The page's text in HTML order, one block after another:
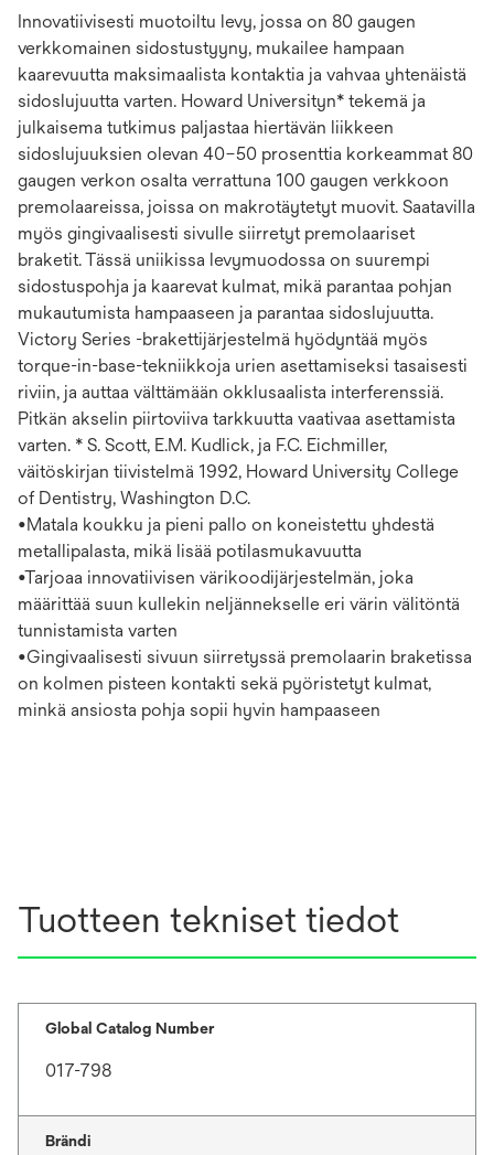
Innovatiivisesti muotoiltu levy, jossa on 80 gaugen
verkkomainen sidostustyyny, mukailee hampaan
kaarevuutta maksimaalista kontaktia ja vahvaa yhtenäistä
sidoslujuutta varten. Howard Universityn* tekemä ja
julkaisema tutkimus paljastaa hiertävän liikkeen
sidoslujuuksien olevan 40–50 prosenttia korkeammat 80
gaugen verkon osalta verrattuna 100 gaugen verkkoon
premolaareissa, joissa on makrotäytetyt muovit. Saatavilla
myös gingivaalisesti sivulle siirretyt premolaariset
braketit. Tässä uniikissa levymuodossa on suurempi
sidostuspohja ja kaarevat kulmat, mikä parantaa pohjan
mukautumista hampaaseen ja parantaa sidoslujuutta.
Victory Series -brakettijärjestelmä hyödyntää myös
torque-in-base-tekniikkoja urien asettamiseksi tasaisesti
riviin, ja auttaa välttämään okklusaalista interferenssiä.
Pitkän akselin piirtoviiva tarkkuutta vaativaa asettamista
varten. * S. Scott, E.M. Kudlick, ja F.C. Eichmiller,
väitöskirjan tiivistelmä 1992, Howard University College
of Dentistry, Washington D.C.
•Matala koukku ja pieni pallo on koneistettu yhdestä
metallipalasta, mikä lisää potilasmukavuutta
•Tarjoaa innovatiivisen värikoodijärjestelmän, joka
määrittää suun kullekin neljännekselle eri värin välitöntä
tunnistamista varten
•Gingivaalisesti sivuun siirretyssä premolaarin braketissa
on kolmen pisteen kontakti sekä pyöristetyt kulmat,
minkä ansiosta pohja sopii hyvin hampaaseen
Tuotteen tekniset tiedot
Global Catalog Number
017-798
Brändi